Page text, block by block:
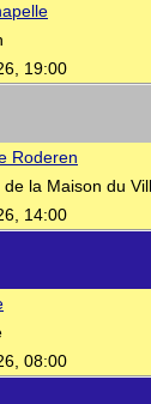
19:00
Roderen
la Maison du
14:00
08:00